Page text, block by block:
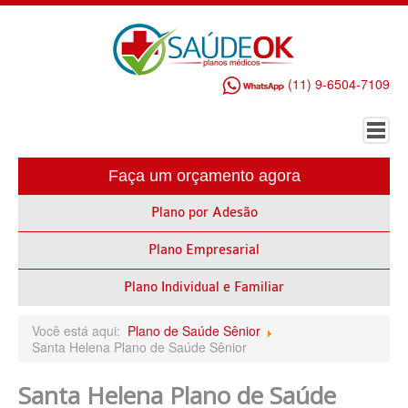
(11) 9-6504-7109
PLANO DE SAÚDE EMPRESARIAL
ALLIANZ PLANO DE SAÚDE EMPRESARIAL
AMEPLAN PLANO DE SAÚDE EMPRESARIAL
BIO SAÚDE PLANO DE SAÚDE EMPRESARIAL
BIOVIDA PLANO DE SAÚDE EMPRESARIAL
Faça um orçamento agora
Plano por Adesão
Plano Empresarial
Plano Individual e Familiar
Você está aqui: Plano de Saúde Sênior
Santa Helena Plano de Saúde Sênior
Santa Helena Plano de Saúde